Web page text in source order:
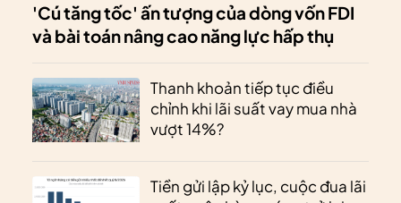
'Cú tăng tốc' ấn tượng của dòng vốn FDI
và bài toán nâng cao năng lực hấp thụ
Thanh khoản tiếp tục điều
chỉnh khi lãi suất vay mua nhà
vượt 14%?
Tiền gửi lập kỷ lục, cuộc đua lãi